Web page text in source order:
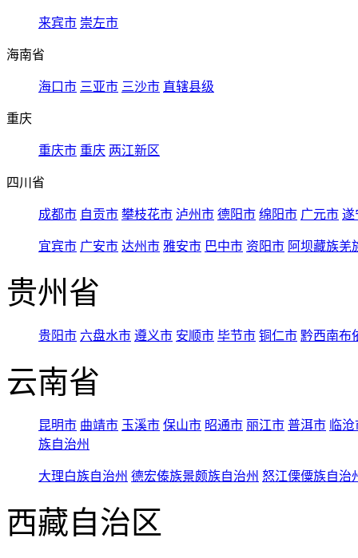
来宾市 崇左市
海南省
海口市 三亚市 三沙市 直辖县级
重庆
重庆市 重庆 两江新区
四川省
成都市 自贡市 攀枝花市 泸州市 德阳市 绵阳市 广元市 遂
宜宾市 广安市 达州市 雅安市 巴中市 资阳市 阿坝藏族羌
贵州省
贵阳市 六盘水市 遵义市 安顺市 毕节市 铜仁市 黔西南布
云南省
昆明市 曲靖市 玉溪市 保山市 昭通市 丽江市 普洱市 临
族自治州
大理白族自治州 德宏傣族景颇族自治州 怒江傈僳族自治
西藏自治区